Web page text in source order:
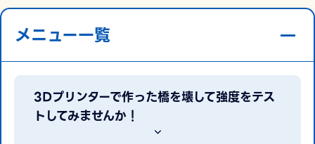
メニュー一覧
3Dプリンターで作った橋を壊して強度をテス
トしてみませんか！